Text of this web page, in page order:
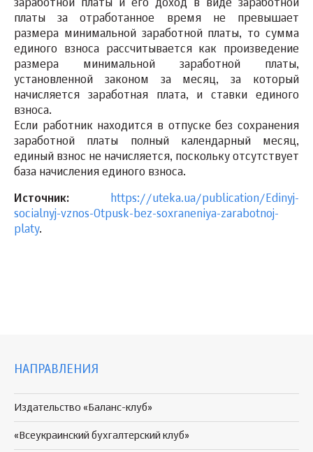
заработной платы и его доход в виде заработной
платы за отработанное время не превышает
размера минимальной заработной платы, то сумма
единого взноса рассчитывается как произведение
размера минимальной заработной платы,
установленной законом за месяц, за который
начисляется заработная плата, и ставки единого
взноса.
Если работник находится в отпуске без сохранения
заработной платы полный календарный месяц,
единый взнос не начисляется, поскольку отсутствует
база начисления единого взноса.
Источник:
https://uteka.ua/publication/Edinyj-
socialnyj-vznos-Otpusk-bez-soxraneniya-zarabotnoj-
platy.
НАПРАВЛЕНИЯ
Издательство «Баланс-клуб»
«Всеукраинский бухгалтерский клуб»